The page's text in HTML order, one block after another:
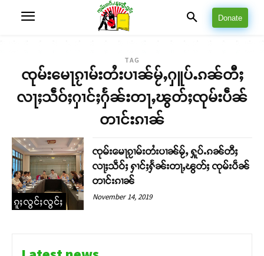
Donate
TAG
ၸုမ်းမေႃၵႂၢမ်းတႆးပၢၼ်မႂ်ႇႁူပ်ႉၵၼ်တီႈ
လႃႈသဵဝ်ႈႁၢင်ႈႁႅၼ်းတႃႇၽွတ်ႈၸုမ်းပဵၼ်
တၢင်းၵၢၼ်
ၵူႈလွင်ႈလွင်ႈ
ၸုမ်းမေႃၵႂၢမ်းတႆးပၢၼ်မႂ်ႇ ႁူပ်ႉၵၼ်တီႈ
လႃႈသဵဝ်ႈ ႁၢင်ႈႁႅၼ်းတႃႇၽွတ်ႈ ၸုမ်းပဵၼ်
တၢင်းၵၢၼ်
November 14, 2019